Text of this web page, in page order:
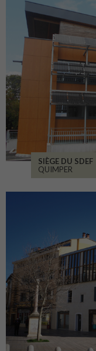
SIÈGE DU SDEF
QUIMPER